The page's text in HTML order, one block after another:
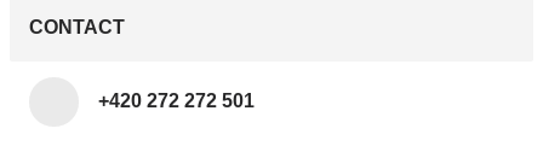
CONTACT
+420 272 272 501